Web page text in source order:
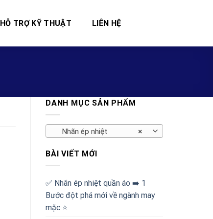
HỖ TRỢ KỸ THUẬT LIÊN HỆ
DANH MỤC SẢN PHẨM
×
Nhãn ép nhiệt
BÀI VIẾT MỚI
✅‪ Nhãn ép nhiệt quần áo ➡️ 1
Bước đột phá mới về ngành may
mặc ⭐️